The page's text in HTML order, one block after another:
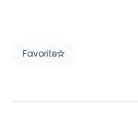
Favorite